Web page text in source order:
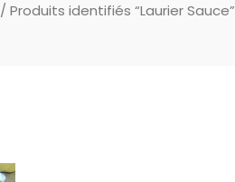
/ Produits identifiés “Laurier Sauce”